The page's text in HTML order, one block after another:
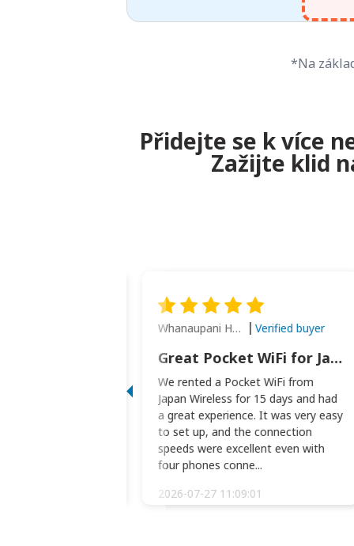
*Na
Přidejte se k více
Zažijte klid
Whanaupani Henry Joseph Macown Verified buyer
Great Pocket WiFi for Japan Travel
We rented a Pocket WiFi from
Japan Wireless for 15 days and had
a great experience. It was very easy
to set up, and the connection
speeds were excellent even with
four phones conne...
2026-07-27 11:09:01